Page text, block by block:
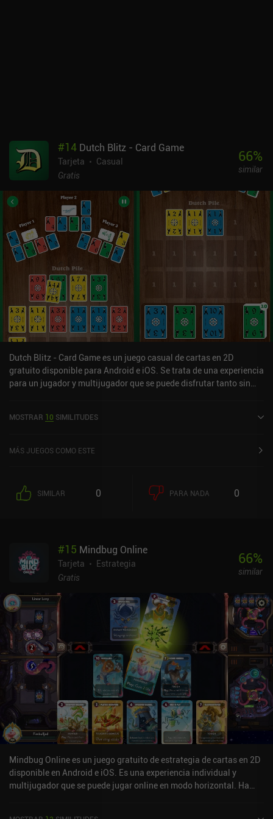
jugando para ganar la moneda utilizada para mejorar Phobies y
avanzar hacia las recompensas semanales y estacionales.La
monetización definitivamente da una ventaja a los jugadores de
pago, pero el juego sigue mereciendo la pena por su sólida
jugabilidad y su visión única del género.
#14 Dutch Blitz - Card Game
Tarjeta
Casual
Gratis
66%
similar
Dutch Blitz - Card Game es un juego casual de cartas en 2D
gratuito disponible para Android e iOS. Se trata de una experiencia
para un jugador y multijugador que se puede disfrutar tanto sin
valoración de 4,7 sobre 5,0 en Google Play y de 4,6 sobre 5,0 en la
MOSTRAR 10 SIMILITUDES
MÁS JUEGOS COMO ESTE
SIMILAR 0 PARA NADA 0
#15 Mindbug Online
Tarjeta
Estrategia
Gratis
66%
similar
Mindbug Online es un juego gratuito de estrategia de cartas en 2D
disponible en Android e iOS. Es una experiencia individual y
multijugador que se puede jugar online en modo horizontal. Ha